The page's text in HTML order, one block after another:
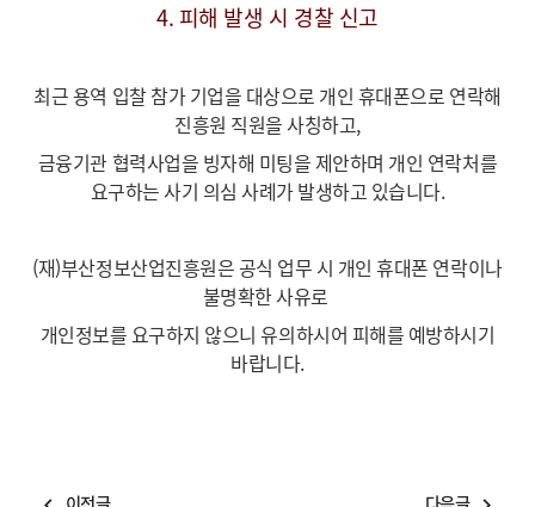
4. 피해 발생 시 경찰 신고
최근 용역 입찰 참가 기업을 대상으로 개인 휴대폰으로 연락해
진흥원 직원을 사칭하고,
금융기관 협력사업을 빙자해 미팅을 제안하며 개인 연락처를
요구하는 사기 의심 사례가 발생하고 있습니다.
(재)부산정보산업진흥원은 공식 업무 시 개인 휴대폰 연락이나
불명확한 사유로
개인정보를 요구하지 않으니 유의하시어 피해를 예방하시기
바랍니다.